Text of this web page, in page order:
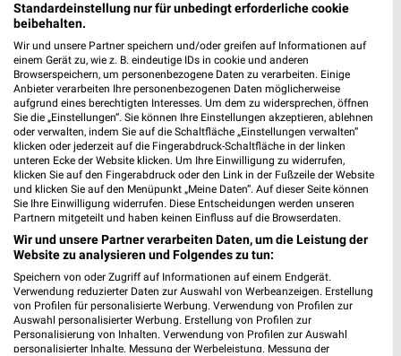
mömax Schweinfurt
Amsterdamstraße 5
97421 Schweinfurt
Heute 10:00 - 19:00 Uhr | Geschlossen
355,22 km • Angebote: 1 Prospekt
mömax Würzburg
Wiesenweg 12
97084 Würzburg
Standardeinstellung nur für unbedingt erforderliche cookie
beibehalten.
Wir und unsere Partner speichern und/oder greifen auf Informationen auf
einem Gerät zu, wie z. B. eindeutige IDs in cookie und anderen
Browserspeichern, um personenbezogene Daten zu verarbeiten. Einige
Anbieter verarbeiten Ihre personenbezogenen Daten möglicherweise
aufgrund eines berechtigten Interesses. Um dem zu widersprechen, öffnen
Sie die „Einstellungen“. Sie können Ihre Einstellungen akzeptieren, ablehnen
oder verwalten, indem Sie auf die Schaltfläche „Einstellungen verwalten“
klicken oder jederzeit auf die Fingerabdruck-Schaltfläche in der linken
unteren Ecke der Website klicken. Um Ihre Einwilligung zu widerrufen,
klicken Sie auf den Fingerabdruck oder den Link in der Fußzeile der Website
und klicken Sie auf den Menüpunkt „Meine Daten“. Auf dieser Seite können
Sie Ihre Einwilligung widerrufen. Diese Entscheidungen werden unseren
Partnern mitgeteilt und haben keinen Einfluss auf die Browserdaten.
Wir und unsere Partner verarbeiten Daten, um die Leistung der
Website zu analysieren und Folgendes zu tun:
Speichern von oder Zugriff auf Informationen auf einem Endgerät.
Verwendung reduzierter Daten zur Auswahl von Werbeanzeigen. Erstellung
von Profilen für personalisierte Werbung. Verwendung von Profilen zur
Auswahl personalisierter Werbung. Erstellung von Profilen zur
Personalisierung von Inhalten. Verwendung von Profilen zur Auswahl
personalisierter Inhalte. Messung der Werbeleistung. Messung der